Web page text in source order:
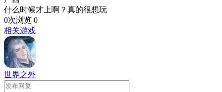
什么时候才上啊？真的很想玩
0次浏览 0
相关游戏
世界之外